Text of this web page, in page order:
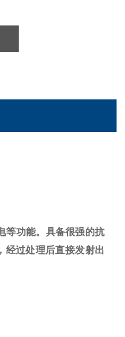
等功能。具备很强的抗
经过处理后直接发射出